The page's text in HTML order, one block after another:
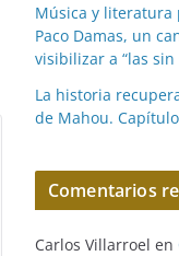
Música y literatura
Paco Damas, un
visibilizar a “las
La historia
de Mahou.
Comentarios
Carlos Villarroel en